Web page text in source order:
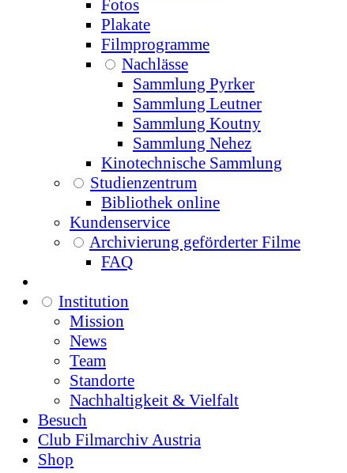
Fotos
Plakate
Filmprogramme
Nachlässe
Sammlung Pyrker
Sammlung Leutner
Sammlung Koutny
Sammlung Nehez
Kinotechnische Sammlung
Studienzentrum
Bibliothek online
Kundenservice
Archivierung geförderter Filme
FAQ
Institution
Mission
News
Team
Standorte
Nachhaltigkeit & Vielfalt
Besuch
Club Filmarchiv Austria
Shop